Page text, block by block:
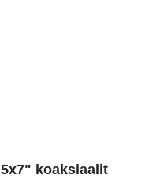
5x7" koaksiaalit